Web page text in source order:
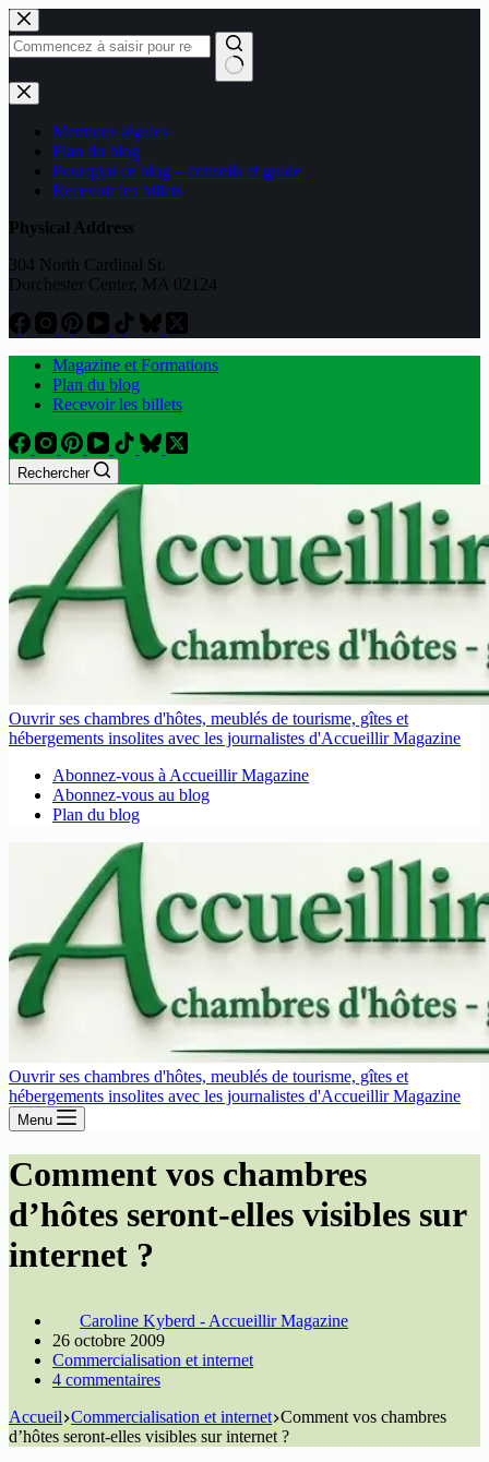
Passer
au
contenu
Aucun
résultat
Mentions légales
Plan du blog
Pourquoi ce blog – conseils et guide
Recevoir les billets
Physical Address
304 North Cardinal St.
Dorchester Center, MA 02124
Magazine et Formations
Plan du blog
Recevoir les billets
Rechercher
Ouvrir ses chambres d'hôtes, meublés de tourisme, gîtes et
hébergements insolites avec les journalistes d'Accueillir Magazine
Abonnez-vous à Accueillir Magazine
Abonnez-vous au blog
Plan du blog
Ouvrir ses chambres d'hôtes, meublés de tourisme, gîtes et
hébergements insolites avec les journalistes d'Accueillir Magazine
Menu
Comment vos chambres
d’hôtes seront-elles visibles sur
internet ?
Caroline Kyberd - Accueillir Magazine
26 octobre 2009
Commercialisation et internet
4 commentaires
Accueil Commercialisation et internet Comment vos chambres
d’hôtes seront-elles visibles sur internet ?